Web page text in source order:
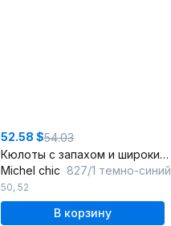
52.58 $54.03
Кюлоты с запахом и широкими брючинками для деловых образов
Michel chic 827/1 темно-синий
50, 52
В корзину